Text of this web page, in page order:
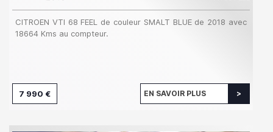
CITROEN VTI 68 FEEL de couleur SMALT BLUE de 2018 avec
18664 Kms au compteur.
7 990 € EN SAVOIR PLUS